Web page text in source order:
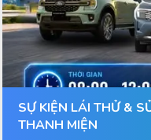
SỰ KIỆN LÁI THỬ &
THANH MIỆN